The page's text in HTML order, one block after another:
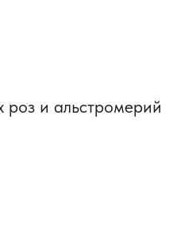
роз и альстромерий